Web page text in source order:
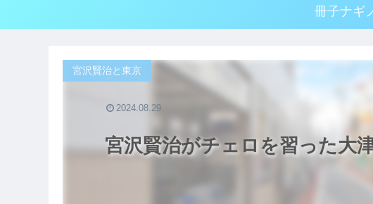
冊子ナギ
宮沢賢治がチェロを習った大
宮沢賢治と東京
2024.08.29